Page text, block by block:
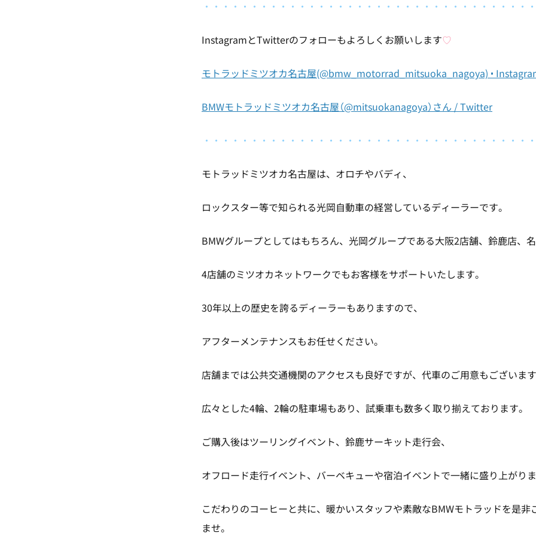
・・・・・・・・・・・・・・・・・・・・・・・・・・・・・・・・・・
InstagramとTwitterのフォローもよろしくお願いします♡
モトラッドミツオカ名古屋(@bmw_motorrad_mitsuoka_nagoya) •
BMWモトラッドミツオカ名古屋（@mitsuokanagoya）さん / Twitter
・・・・・・・・・・・・・・・・・・・・・・・・・・・・・・・・・・
モトラッドミツオカ名古屋は、オロチやバディ、
ロックスター等で知られる光岡自動車の経営しているディーラーです。
BMWグループとしてはもちろん、光岡グループである大阪2店舗、鈴鹿店、
4店舗のミツオカネットワークでもお客様をサポートいたします。
30年以上の歴史を誇るディーラーもありますので、
アフターメンテナンスもお任せください。
店舗までは公共交通機関のアクセスも良好ですが、代車のご用意もございます
広々とした4輪、2輪の駐車場もあり、試乗車も数多く取り揃えております。
ご購入後はツーリングイベント、鈴鹿サーキット走行会、
オフロード走行イベント、バーベキューや宿泊イベントで一緒に盛り上がり
こだわりのコーヒーと共に、暖かいスタッフや素敵なBMWモトラッドを是非
ませ。